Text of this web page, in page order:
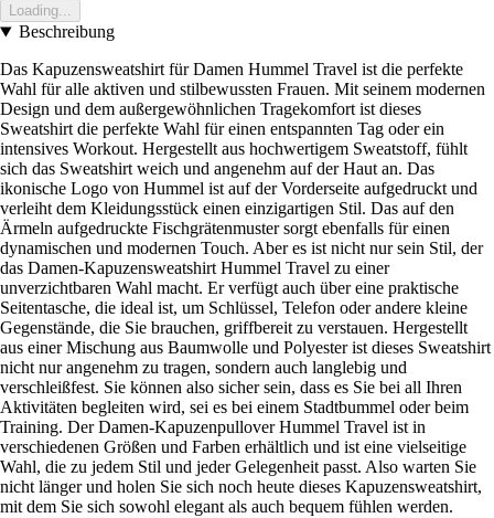
Loading...
Beschreibung
Das Kapuzensweatshirt für Damen Hummel Travel ist die perfekte
Wahl für alle aktiven und stilbewussten Frauen. Mit seinem modernen
Design und dem außergewöhnlichen Tragekomfort ist dieses
Sweatshirt die perfekte Wahl für einen entspannten Tag oder ein
intensives Workout. Hergestellt aus hochwertigem Sweatstoff, fühlt
sich das Sweatshirt weich und angenehm auf der Haut an. Das
ikonische Logo von Hummel ist auf der Vorderseite aufgedruckt und
verleiht dem Kleidungsstück einen einzigartigen Stil. Das auf den
Ärmeln aufgedruckte Fischgrätenmuster sorgt ebenfalls für einen
dynamischen und modernen Touch. Aber es ist nicht nur sein Stil, der
das Damen-Kapuzensweatshirt Hummel Travel zu einer
unverzichtbaren Wahl macht. Er verfügt auch über eine praktische
Seitentasche, die ideal ist, um Schlüssel, Telefon oder andere kleine
Gegenstände, die Sie brauchen, griffbereit zu verstauen. Hergestellt
aus einer Mischung aus Baumwolle und Polyester ist dieses Sweatshirt
nicht nur angenehm zu tragen, sondern auch langlebig und
verschleißfest. Sie können also sicher sein, dass es Sie bei all Ihren
Aktivitäten begleiten wird, sei es bei einem Stadtbummel oder beim
Training. Der Damen-Kapuzenpullover Hummel Travel ist in
verschiedenen Größen und Farben erhältlich und ist eine vielseitige
Wahl, die zu jedem Stil und jeder Gelegenheit passt. Also warten Sie
nicht länger und holen Sie sich noch heute dieses Kapuzensweatshirt,
mit dem Sie sich sowohl elegant als auch bequem fühlen werden.